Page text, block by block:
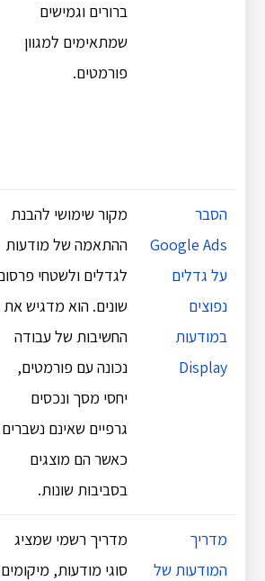
ברורים וגמישים
שמתאימים למגוון
פורמטים.
הסבר
Google Ads
על גדלים
נפוצים
במודעות
Display
מקור שימושי להבנת
ההתאמה של מודעות
לגדלים ולשטחי
שונים. הוא מדגיש את
החשיבות של עבודה
נכונה עם פורמטים,
יחסי מסך ונכסים
גרפיים שאינם נשברים
כאשר הם מוצגים
בסביבות שונות.
מדריך
המודעות של
מדריך רשמי שמציג
סוגי מודעות,